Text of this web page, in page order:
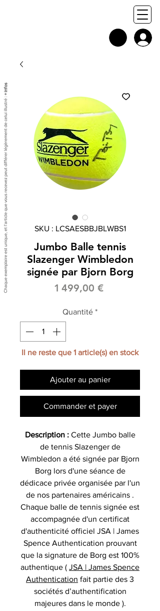
SKU : LCSAESBBJBLWBS1
Jumbo Balle tennis
Slazenger Wimbledon
signée par Bjorn Borg
1 499,00 €Prix
Quantité *
Il ne reste que 1 article(s) en stock
Ajouter au panier
Commander et payer
Description :Cette Jumbo balle
de tennis Slazenger de
Wimbledon a été signée par Bjorn
Borg lors d'une séance de
dédicace privée organisée par l'un
de nos partenaires américains .
Chaque balle de tennis signée est
accompagnée d'un certificat
d'authenticité officiel JSA | James
Spence Authentication prouvant
que la signature de Borg est 100%
authentique ( JSA | James Spence
Authentication fait partie des 3
sociétés d’authentification
majeures dans le monde ).
Chaque exemplaire est unique, et l'article que vous recevez peut différer légèrement de celui illustré :
+ infos